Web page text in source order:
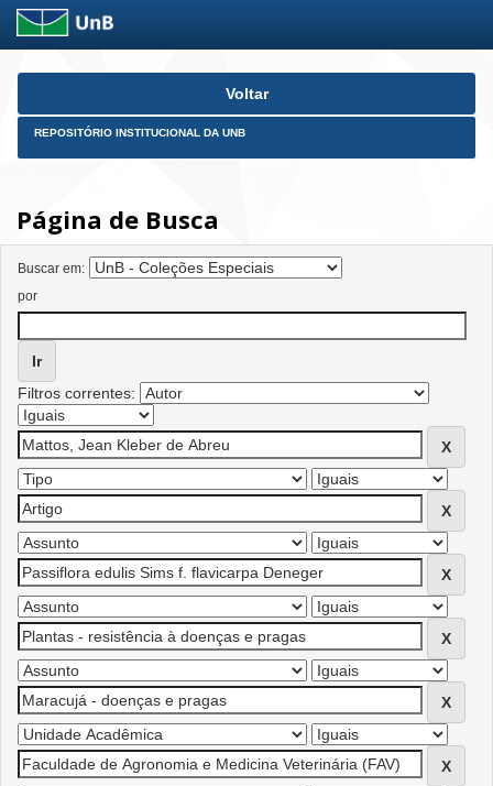
Skip
Voltar
REPOSITÓRIO INSTITUCIONAL DA UNB
Página de Busca
Buscar em:
por
Filtros correntes: